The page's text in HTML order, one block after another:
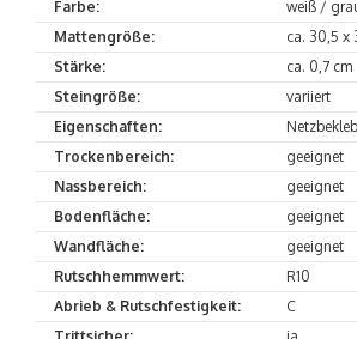
Farbe:
weiß /
Mattengröße:
ca. 30,5 x
Stärke:
ca. 0,7 cm
Steingröße:
variiert
Eigenschaften:
Trockenbereich:
geeignet
Nassbereich:
geeignet
Bodenfläche:
geeignet
Wandfläche:
geeignet
Rutschhemmwert:
R10
Abrieb & Rutschfestigkeit:
C
Trittsicher:
ja